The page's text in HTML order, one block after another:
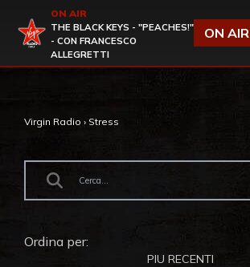
Virgin Radio
ON AIR
THE BLACK KEYS - "PEACHES!"
- CON FRANCESCO
ALLEGRETTI
ON AIR
Virgin Radio › Stress
Ordina per:
PIU RECENTI